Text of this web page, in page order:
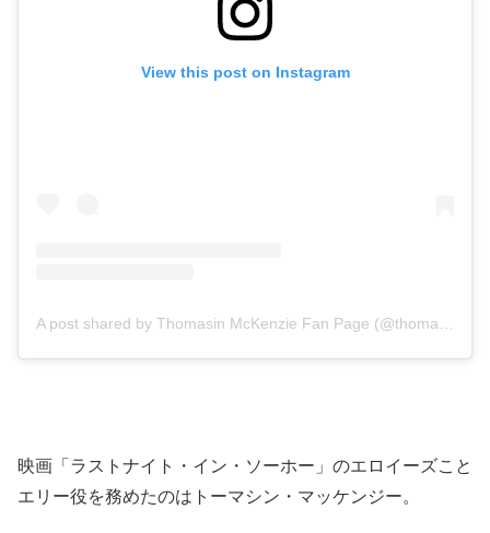
View this post on Instagram
映画「ラストナイト・イン・ソーホー」のエロイーズこと
エリー役を務めたのはトーマシン・マッケンジー。